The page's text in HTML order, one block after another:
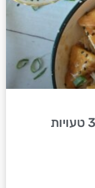
למה הטופו שלכם יוצא תפל? 3 טעויות